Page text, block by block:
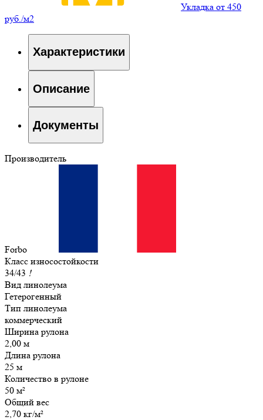
Укладка от 450
руб./м2
Характеристики
Описание
Документы
Производитель
Forbo
Класс износостойкости
34/43 !
Вид линолеума
Гетерогенный
Тип линолеума
коммерческий
Ширина рулона
2,00 м
Длина рулона
25 м
Количество в рулоне
50 м²
Общий вес
2,70 кг/м²